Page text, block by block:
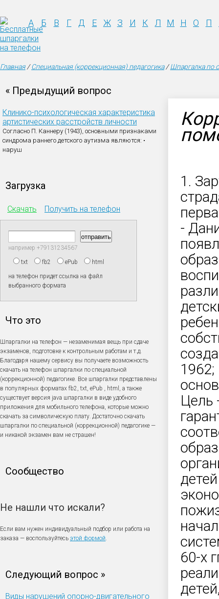
А Б В Г Д Е Ж З И К Л М Н О П
Главная/Специальная (коррекционная) педагогика/Шпаргалка по
« Предыдущий вопрос
Клинико-психологическая характеристика
артистических расстройств личности
Согласно П. Каннеру (1943), основными признаками
синдрома раннего детского аутизма являются: •
наруш
Загрузка
Скачать Получить на телефон
например +79131234567
txt fb2 ePub html
на телефон придет ссылка на файл
выбранного формата
Что это
Шпаргалки на телефон — незаменимая вещь при сдаче
экзаменов, подготовке к контрольным работам и т.д.
Благодаря нашему сервису вы получаете возможность
скачать на телефон шпаргалки по специальной
(коррекционной) педагогике. Все шпаргалки представлены
в популярных форматах fb2, txt, ePub , html, а также
существует версия java шпаргалки в виде удобного
приложения для мобильного телефона, которые можно
скачать за символическую плату. Достаточно скачать
шпаргалки по специальной (коррекционной) педагогике —
и никакой экзамен вам не страшен!
Сообщество
Не нашли что искали?
Если вам нужен индивидуальный подбор или работа на
заказа — воспользуйтесь этой формой.
Следующий вопрос »
Виды нарушений опорно-двигательного
1.
-
Цель
60-х